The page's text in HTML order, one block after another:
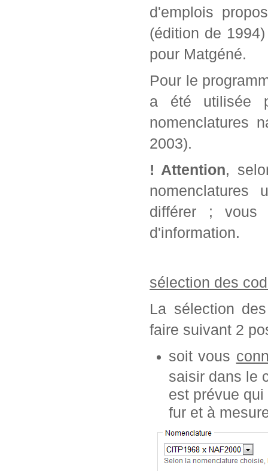
d'emplois
(édition de
pour Matgéné.
Pour le
a été utilisée
nomenclatures
2003).
! Attention,
nomenclatures
différer ; vous
d'information.
sélection des
La sélection
faire suivant 2
soit vous
saisir dans le
est prévue
fur et à